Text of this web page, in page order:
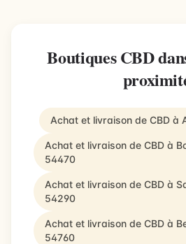
Boutiques CBD
Achat et livraison de CBD à
Achat et livraison de CBD à
54470
Achat et livraison de CBD à
54290
Achat et livraison de CBD à
54760